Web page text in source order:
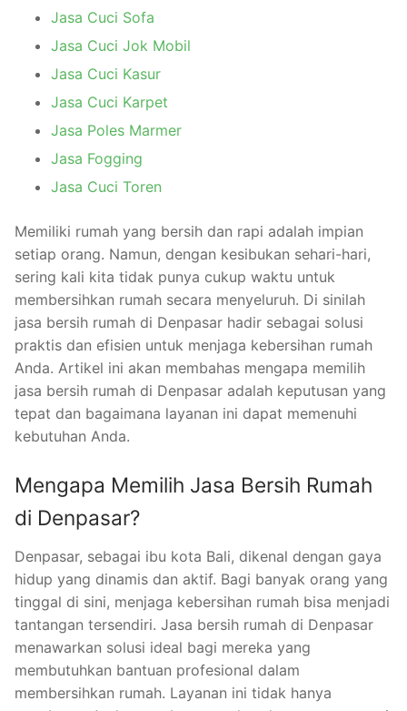
Jasa Cuci Sofa
Jasa Cuci Jok Mobil
Jasa Cuci Kasur
Jasa Cuci Karpet
Jasa Poles Marmer
Jasa Fogging
Jasa Cuci Toren
Memiliki rumah yang bersih dan rapi adalah impian
setiap orang. Namun, dengan kesibukan sehari-hari,
sering kali kita tidak punya cukup waktu untuk
membersihkan rumah secara menyeluruh. Di sinilah
jasa bersih rumah di Denpasar hadir sebagai solusi
praktis dan efisien untuk menjaga kebersihan rumah
Anda. Artikel ini akan membahas mengapa memilih
jasa bersih rumah di Denpasar adalah keputusan yang
tepat dan bagaimana layanan ini dapat memenuhi
kebutuhan Anda.
Mengapa Memilih Jasa Bersih Rumah
di Denpasar?
Denpasar, sebagai ibu kota Bali, dikenal dengan gaya
hidup yang dinamis dan aktif. Bagi banyak orang yang
tinggal di sini, menjaga kebersihan rumah bisa menjadi
tantangan tersendiri. Jasa bersih rumah di Denpasar
menawarkan solusi ideal bagi mereka yang
membutuhkan bantuan profesional dalam
membersihkan rumah. Layanan ini tidak hanya